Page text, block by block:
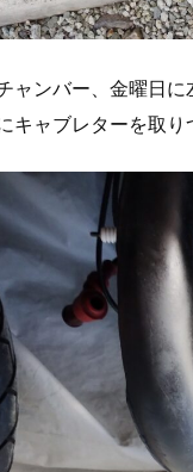
ャンバー、金曜日に
キャブレターを取